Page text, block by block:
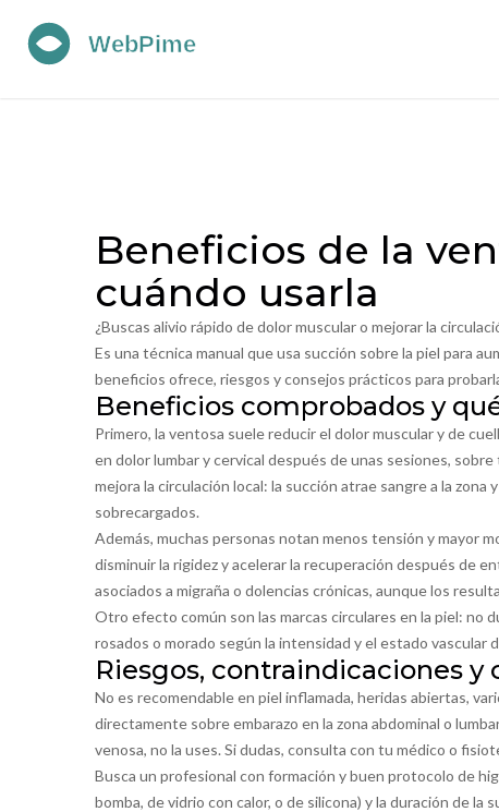
Beneficios de la
cuándo usarla
¿Buscas alivio rápido de dolor muscular o mejorar la
Es una técnica manual que usa succión sobre la piel para
beneficios ofrece, riesgos y consejos prácticos para
Beneficios comprobados y
Primero, la ventosa suele reducir el dolor muscular y de
en dolor lumbar y cervical después de unas sesiones,
mejora la circulación local: la succión atrae sangre a la
sobrecargados.
Además, muchas personas notan menos tensión y mayor
disminuir la rigidez y acelerar la recuperación después de
asociados a migraña o dolencias crónicas, aunque los
Otro efecto común son las marcas circulares en la piel: no
rosados o morado según la intensidad y el estado vascular
Riesgos, contraindicaciones y
No es recomendable en piel inflamada, heridas abiertas,
directamente sobre embarazo en la zona abdominal o
venosa, no la uses. Si dudas, consulta con tu médico o
Busca un profesional con formación y buen protocolo de
bomba, de vidrio con calor, o de silicona) y la duración de